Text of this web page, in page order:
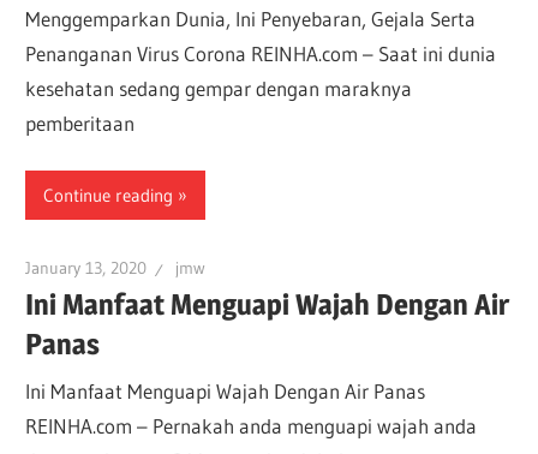
Menggemparkan Dunia, Ini Penyebaran, Gejala Serta
Penanganan Virus Corona REINHA.com – Saat ini dunia
kesehatan sedang gempar dengan maraknya
pemberitaan
Continue reading
January 13, 2020 jmw
Ini Manfaat Menguapi Wajah Dengan Air
Panas
Ini Manfaat Menguapi Wajah Dengan Air Panas
REINHA.com – Pernakah anda menguapi wajah anda